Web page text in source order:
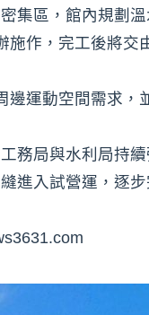
集區，館內規劃
作，完工後將
運動空間需求
務局與水利局持
進入試營運，逐